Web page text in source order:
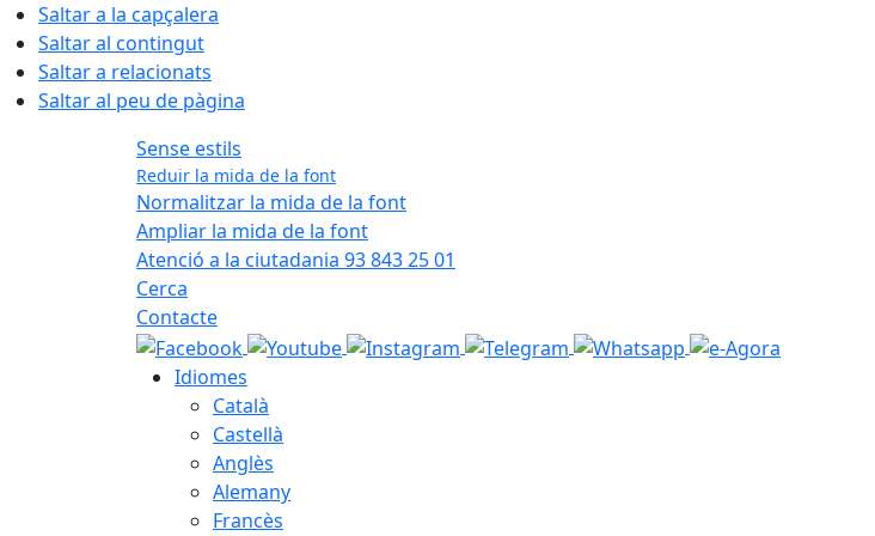
Saltar a la capçalera
Saltar al contingut
Saltar a relacionats
Saltar al peu de pàgina
Sense estils
Reduir la mida de la font
Normalitzar la mida de la font
Ampliar la mida de la font
Atenció a la ciutadania 93 843 25 01
Cerca
Contacte
Idiomes
Català
Castellà
Anglès
Alemany
Francès